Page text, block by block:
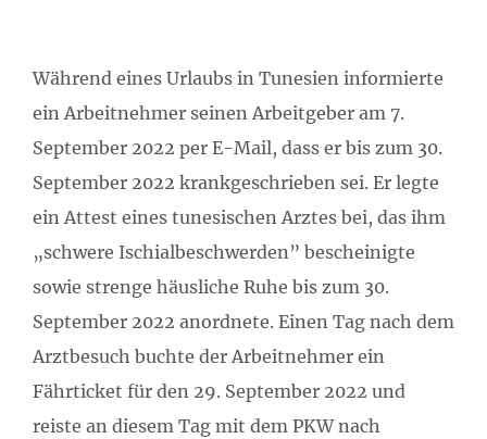
Während eines Urlaubs in Tunesien informierte
ein Arbeitnehmer seinen Arbeitgeber am 7.
September 2022 per E-Mail, dass er bis zum 30.
September 2022 krankgeschrieben sei. Er legte
ein Attest eines tunesischen Arztes bei, das ihm
„schwere Ischialbeschwerden” bescheinigte
sowie strenge häusliche Ruhe bis zum 30.
September 2022 anordnete. Einen Tag nach dem
Arztbesuch buchte der Arbeitnehmer ein
Fährticket für den 29. September 2022 und
reiste an diesem Tag mit dem PKW nach